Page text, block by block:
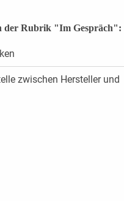
der Rubrik "Im Gespräch":
zwischen ­Hersteller und